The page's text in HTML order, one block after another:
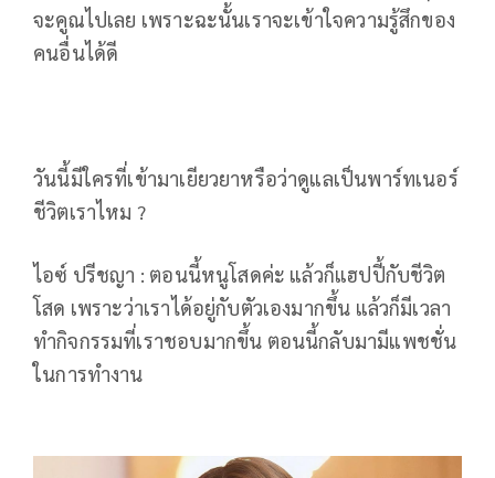
จะคูณไปเลย เพราะฉะนั้นเราจะเข้าใจความรู้สึกของ
คนอื่นได้ดี
วันนี้มีใครที่เข้ามาเยียวยาหรือว่าดูแลเป็นพาร์ทเนอร์
ชีวิตเราไหม ?
ไอซ์ ปรีชญา : ตอนนี้หนูโสดค่ะ แล้วก็แฮปปี้กับชีวิต
โสด เพราะว่าเราได้อยู่กับตัวเองมากขึ้น แล้วก็มีเวลา
ทำกิจกรรมที่เราชอบมากขึ้น ตอนนี้กลับมามีแพชชั่น
ในการทำงาน